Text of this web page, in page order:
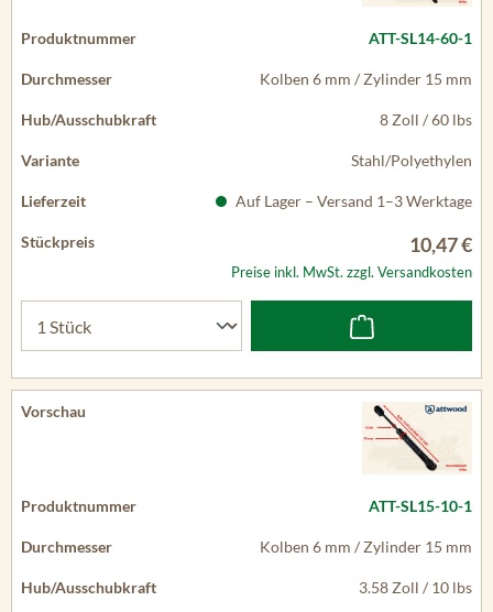
ATT-SL14-60-1
Kolben 6 mm / Zylinder 15 mm
8 Zoll / 60 lbs
Stahl/Polyethylen
Auf Lager – Versand 1–3 Werktage
10,47 €
Preise inkl. MwSt. zzgl. Versandkosten
ATT-SL15-10-1
Kolben 6 mm / Zylinder 15 mm
3.58 Zoll / 10 lbs